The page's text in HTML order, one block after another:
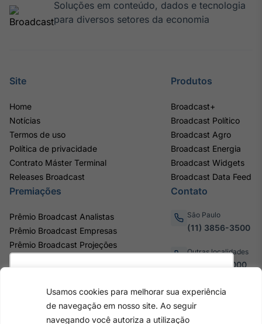
como você interage em nosso site e
personalizar conteúdo. Ao utilizar este site, você
Usamos cookies para melhorar sua experiência
de navegação em nosso site. Ao seguir
navegando você autoriza a utilização
Soluções em conteúdo, dados e tecnologia
para diversos setores da economia
Site
Home
Notícias
Termos de uso
Política de privacidade
Contrato Máster Terminal
Releases Broadcast
Produtos
Broadcast+
Broadcast Político
Broadcast Agro
Broadcast Energia
Broadcast Widgets
Broadcast Data Feed
Premiações
Prêmio Broadcast Analistas
Prêmio Broadcast Empresas
Prêmio Broadcast Projeções
Contato
São Paulo
(11) 3856-3500
Outras localidades
0800.011.3000
Av. Eng. Caetano Álvares, 55 - 3º e